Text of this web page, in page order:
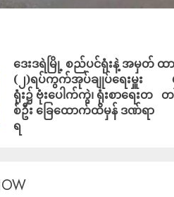
ဒေးဒရဲမြို့ စည်ပင်ရုံးနဲ့ အမှတ်
(၂)ရပ်ကွက်အုပ်ချုပ်ရေးမှူး
ရုံး၌ ဗုံးပေါက်ကွဲ၊ ရုံးစာရေးတ
စ်ဦး ခြေထောက်ထိမှန် ဒဏ်ရာ
ရ
ထ
တ